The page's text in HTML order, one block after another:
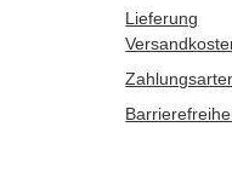
Lieferung